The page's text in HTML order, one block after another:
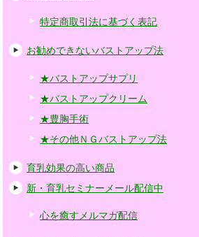
特定商取引法に基づく表記
お勧めできないバストアップ法
★バストアップサプリ
★バストアップクリーム
★豊胸手術
★その他ＮＧバストアップ法
育乳効果の高い商品
新・育乳セミナーメール配信中
心を癒すメルマガ配信